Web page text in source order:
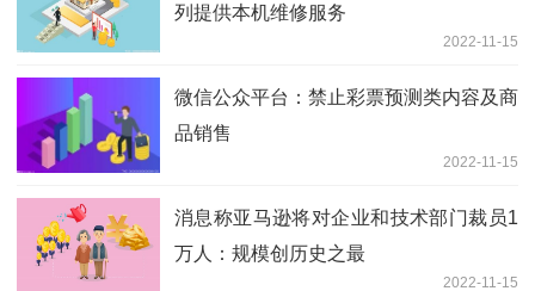
列提供本机维修服务
2022-11-15
微信公众平台：禁止彩票预测类内容及商
品销售
2022-11-15
消息称亚马逊将对企业和技术部门裁员1
万人：规模创历史之最
2022-11-15